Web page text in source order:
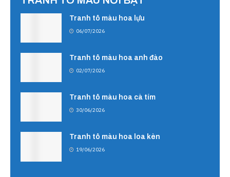
Tranh tô màu hoa lựu
06/07/2026
Tranh tô màu hoa anh đào
02/07/2026
Tranh tô màu hoa cà tím
30/06/2026
Tranh tô màu hoa loa kèn
19/06/2026